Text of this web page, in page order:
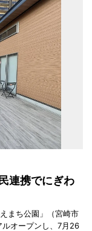
連携でにぎわ
まち公園」（宮崎市
オープンし、7月26